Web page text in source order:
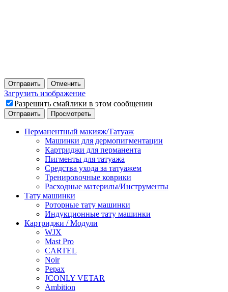
Отправить Отменить
Загрузить изображение
Разрешить смайлики в этом сообщении
Перманентный макияж/Татуаж
Машинки для дермопигментации
Картриджи для перманента
Пигменты для татуажа
Средства ухода за татуажем
Тренировочные коврики
Расходные материлы/Инструменты
Тату машинки
Роторные тату машинки
Индукционные тату машинки
Картриджи / Модули
WJX
Mast Pro
CARTEL
Noir
Pepax
JCONLY VETAR
Ambition